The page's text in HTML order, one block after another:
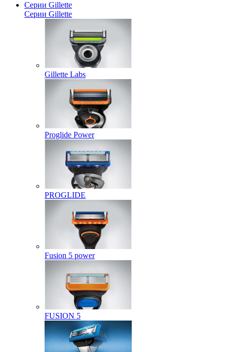
Серии Gillette
Серии Gillette
Gillette Labs
Proglide Power
PROGLIDE
Fusion 5 power
FUSION 5